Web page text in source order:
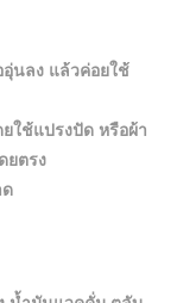
อุ่นลง แล้วค่อยใช้
ใช้แปรงปัด หรือผ้า
ยตรง